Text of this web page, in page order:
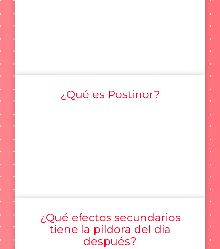
¿Qué es Postinor?
¿Qué efectos secundarios
tiene la píldora del día
después?